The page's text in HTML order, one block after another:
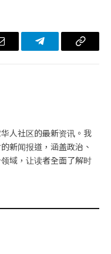
Telegram复
人社区的最新资讯。我
新闻报道，涵盖政治、
域，让读者全面了解时